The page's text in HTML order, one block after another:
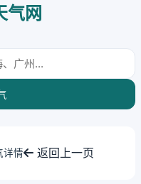
气网
详情 返回上一页